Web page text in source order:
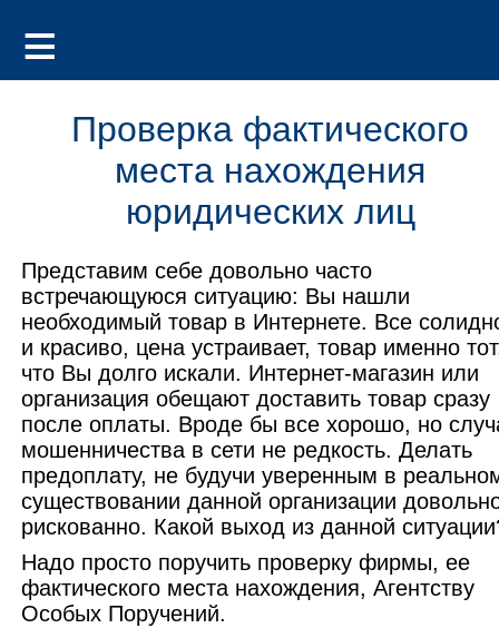
Проверка фактического
места нахождения
юридических лиц
Представим себе довольно часто
встречающуюся ситуацию: Вы нашли
необходимый товар в Интернете. Все
и красиво, цена устраивает, товар именно
что Вы долго искали. Интернет-магазин или
организация обещают доставить товар сразу
после оплаты. Вроде бы все хорошо, но
мошенничества в сети не редкость. Делать
предоплату, не будучи уверенным в
существовании данной организации
рискованно. Какой выход из данной
Надо просто поручить проверку фирмы, ее
фактического места нахождения, Агентству
Особых Поручений.